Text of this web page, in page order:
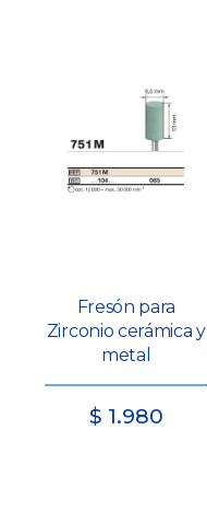
Fresón para
Zirconio cerámica y
metal
$ 1.980